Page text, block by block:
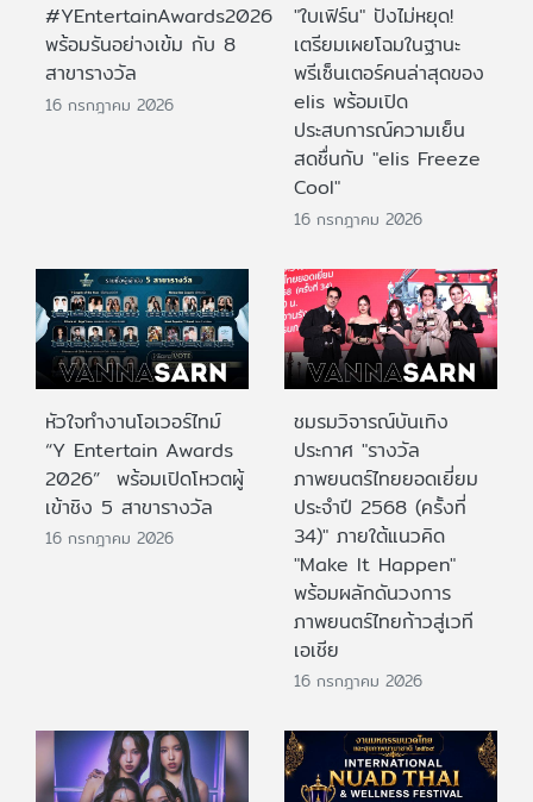
#YEntertainAwards2026
พร้อมรันอย่างเข้ม กับ 8
สาขารางวัล
16 กรกฎาคม 2026
"ใบเฟิร์น" ปังไม่หยุด!
เตรียมเผยโฉมในฐานะ
พรีเซ็นเตอร์คนล่าสุดของ
elis พร้อมเปิด
ประสบการณ์ความเย็น
สดชื่นกับ "elis Freeze
Cool"
16 กรกฎาคม 2026
หัวใจทำงานโอเวอร์ไทม์
“Y Entertain Awards
2026” พร้อมเปิดโหวตผู้
เข้าชิง 5 สาขารางวัล
16 กรกฎาคม 2026
ชมรมวิจารณ์บันเทิง
ประกาศ "รางวัล
ภาพยนตร์ไทยยอดเยี่ยม
ประจําปี 2568 (ครั้งที่
34)" ภายใต้แนวคิด
"Make It Happen"
พร้อมผลักดันวงการ
ภาพยนตร์ไทยก้าวสู่เวที
เอเชีย
16 กรกฎาคม 2026